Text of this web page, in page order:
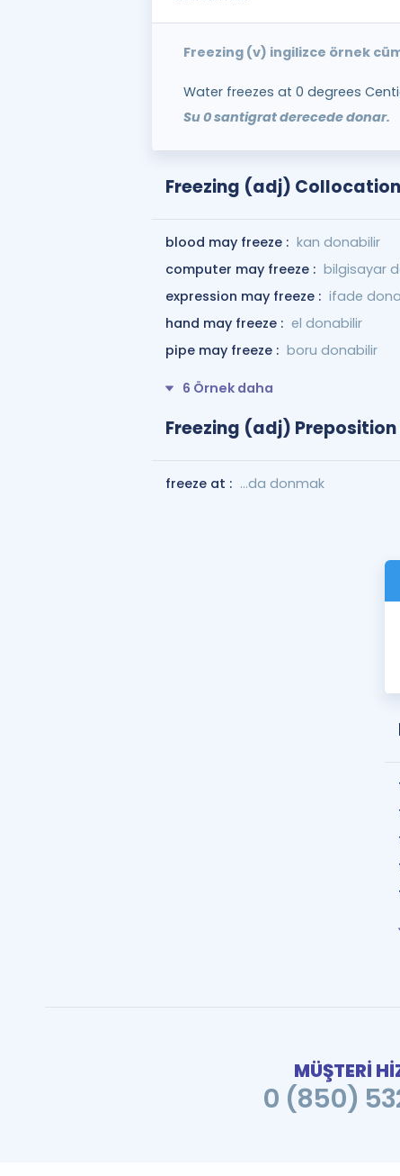
Freezing (v) ingilizce örnek
Water freezes at 0 degrees
Su 0 santigrat derecede donar.
Freezing (adj)
blood may freeze : kan donabilir
computer may freeze : bilgisayar
expression may freeze : ifade
hand may freeze : el donabilir
pipe may freeze : boru donabilir
6 Örnek daha
Freezing (adj) Preposition
freeze at : ...da donmak
MÜŞTERİ
0 (850)